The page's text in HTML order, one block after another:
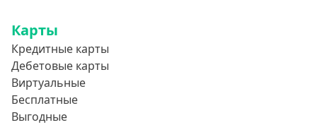
Карты
Кредитные карты
Дебетовые карты
Виртуальные
Бесплатные
Выгодные